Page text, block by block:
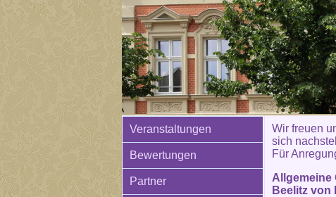
Veranstaltungen
Bewertungen
Partner
Wir freuen
sich
Für
Allgemeine
Beelitz von